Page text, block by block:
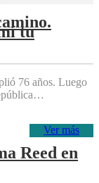
tu
76 años. Luego
Ver más
Reed en